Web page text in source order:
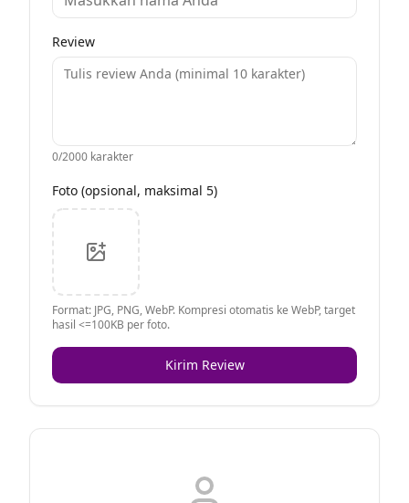
Review
0/2000 karakter
Foto (opsional, maksimal 5)
Format: JPG, PNG, WebP. Kompresi otomatis ke WebP, target
hasil <=100KB per foto.
Kirim Review